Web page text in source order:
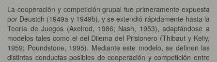
La cooperación y competición grupal fue primeramente expuesta
por Deustch (1949a y 1949b), y se extendió rápidamente hasta la
Teoría de Juegos (Axelrod, 1986; Nash, 1953), adaptándose a
modelos tales como el del Dilema del Prisionero (Thibaut y Kelly,
1959; Poundstone, 1995). Mediante este modelo, se definen las
distintas conductas posibles de cooperación y competición entre